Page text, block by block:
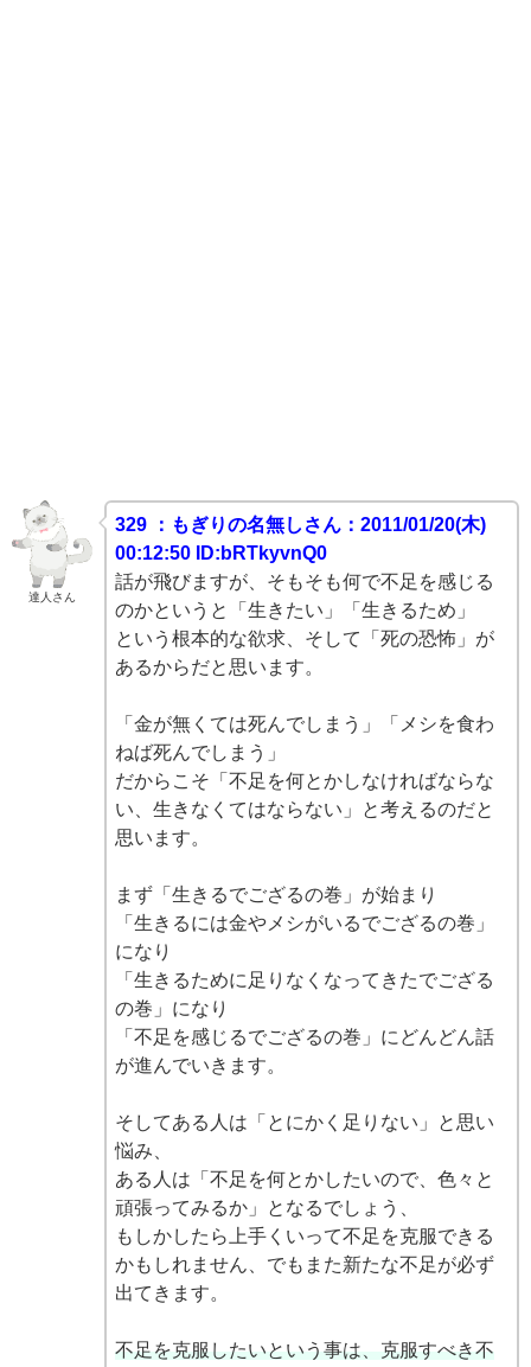
達人さん
329 ：もぎりの名無しさん：2011/01/20(木)
00:12:50 ID:bRTkyvnQ0
話が飛びますが、そもそも何で不足を感じる
のかというと「生きたい」「生きるため」
という根本的な欲求、そして「死の恐怖」が
あるからだと思います。
「金が無くては死んでしまう」「メシを食わ
ねば死んでしまう」
だからこそ「不足を何とかしなければならな
い、生きなくてはならない」と考えるのだと
思います。
まず「生きるでござるの巻」が始まり
「生きるには金やメシがいるでござるの巻」
になり
「生きるために足りなくなってきたでござる
の巻」になり
「不足を感じるでござるの巻」にどんどん話
が進んでいきます。
そしてある人は「とにかく足りない」と思い
悩み、
ある人は「不足を何とかしたいので、色々と
頑張ってみるか」となるでしょう、
もしかしたら上手くいって不足を克服できる
かもしれません、でもまた新たな不足が必ず
出てきます。
不足を克服したいという事は、克服すべき不